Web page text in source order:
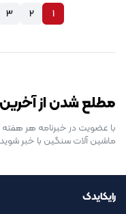
1
2
3
مطلع شدن از آخرین
با عضویت در خبرنامه هر هفته
ماشین آلات سنگین با خبر
رایکایدک